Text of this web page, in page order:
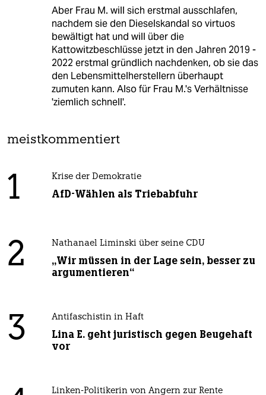
Aber Frau M. will sich erstmal ausschlafen,
nachdem sie den Dieselskandal so virtuos
bewältigt hat und will über die
Kattowitzbeschlüsse jetzt in den Jahren 2019 -
2022 erstmal gründlich nachdenken, ob sie das
den Lebensmittelherstellern überhaupt
zumuten kann. Also für Frau M.'s Verhältnisse
'ziemlich schnell'.
meistkommentiert
1 Krise der Demokratie
AfD-Wählen als Triebabfuhr
2 Nathanael Liminski über seine CDU
„Wir müssen in der Lage sein, besser zu
argumentieren“
3 Antifaschistin in Haft
Lina E. geht juristisch gegen Beugehaft
vor
Linken-Politikerin von Angern zur Rente